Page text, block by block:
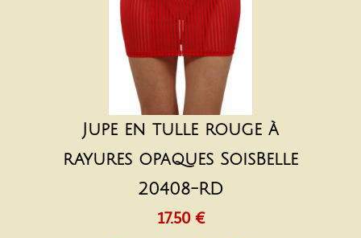
Jupe en tulle rouge à
rayures opaques SoisBelle
20408-RD
17.50 €